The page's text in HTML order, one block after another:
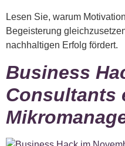
Lesen Sie, warum
Begeisterung
nachhaltigen Erfolg fördert.
Business
Consultants